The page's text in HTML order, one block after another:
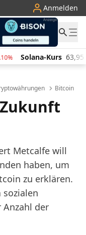
Anmelden
€ -0.90% TRON-Kurs
Bitcoin
Metcalfe will
haben, um
zu erklären.
der